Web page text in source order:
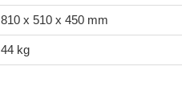
810 x 510 x 450 mm
44 kg